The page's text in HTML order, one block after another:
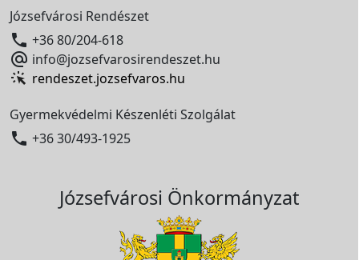
Józsefvárosi Rendészet
 +36 80/204-618
 info@jozsefvarosirendeszet.hu
rendeszet.jozsefvaros.hu
Gyermekvédelmi Készenléti Szolgálat
 +36 30/493-1925
Józsefvárosi Önkormányzat